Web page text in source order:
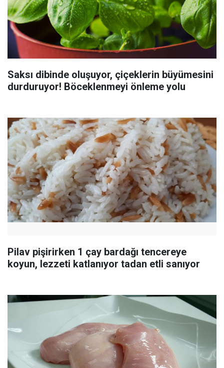
Saksı dibinde oluşuyor, çiçeklerin büyümesini
durduruyor! Böceklenmeyi önleme yolu
Pilav pişirirken 1 çay bardağı tencereye
koyun, lezzeti katlanıyor tadan etli sanıyor